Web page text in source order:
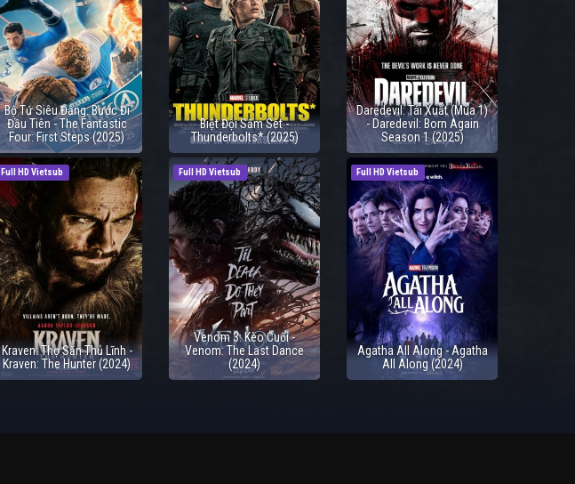
Bộ Tứ Siêu Đẳng: Bước Đi
Đầu Tiên - The Fantastic
Four: First Steps (2025)
Biệt Đội Sấm Sét -
Thunderbolts* (2025)
Daredevil: Tái Xuất (Mùa 1)
- Daredevil: Born Again
Season 1 (2025)
Full HD Vietsub
Kraven: Thợ Săn Thủ Lĩnh -
Kraven: The Hunter (2024)
Full HD Vietsub
Venom 3: Kèo Cuối -
Venom: The Last Dance
(2024)
Full HD Vietsub
Agatha All Along - Agatha
All Along (2024)